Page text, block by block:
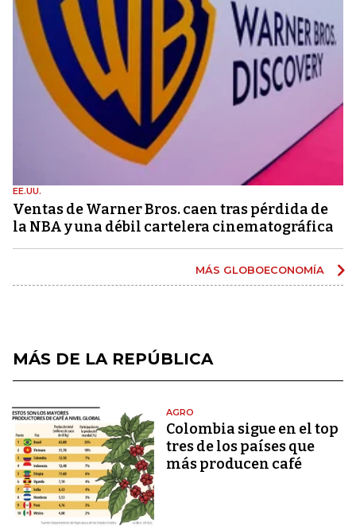
EE.UU.
Ventas de Warner Bros. caen tras pérdida de
la NBA y una débil cartelera cinematográfica
MÁS GLOBOECONOMÍA
MÁS DE LA REPÚBLICA
AGRO
Colombia sigue en el top
tres de los países que
más producen café